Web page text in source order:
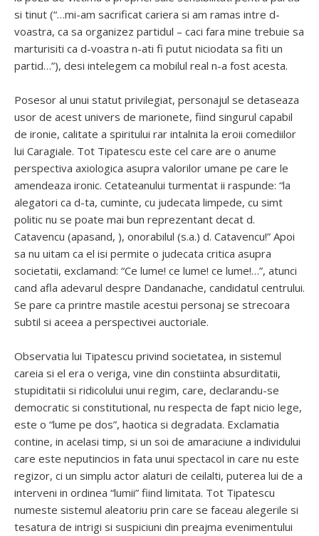
si tinut (“…mi-am sacrificat cariera si am ramas intre d-
voastra, ca sa organizez partidul – caci fara mine trebuie sa
marturisiti ca d-voastra n-ati fi putut niciodata sa fiti un
partid…”), desi intelegem ca mobilul real n-a fost acesta.
Posesor al unui statut privilegiat, personajul se detaseaza
usor de acest univers de marionete, fiind singurul capabil
de ironie, calitate a spiritului rar intalnita la eroii comediilor
lui Caragiale. Tot Tipatescu este cel care are o anume
perspectiva axiologica asupra valorilor umane pe care le
amendeaza ironic. Cetateanului turmentat ii raspunde: “la
alegatori ca d-ta, cuminte, cu judecata limpede, cu simt
politic nu se poate mai bun reprezentant decat d.
Catavencu (apasand, ), onorabilul (s.a.) d. Catavencu!” Apoi
sa nu uitam ca el isi permite o judecata critica asupra
societatii, exclamand: “Ce lume! ce lume! ce lume!…”, atunci
cand afla adevarul despre Dandanache, candidatul centrului.
Se pare ca printre mastile acestui personaj se strecoara
subtil si aceea a perspectivei auctoriale.
Observatia lui Tipatescu privind societatea, in sistemul
careia si el era o veriga, vine din constiinta absurditatii,
stupiditatii si ridicolului unui regim, care, declarandu-se
democratic si constitutional, nu respecta de fapt nicio lege,
este o “lume pe dos”, haotica si degradata. Exclamatia
contine, in acelasi timp, si un soi de amaraciune a individului
care este neputincios in fata unui spectacol in care nu este
regizor, ci un simplu actor alaturi de ceilalti, puterea lui de a
interveni in ordinea “lumii” fiind limitata. Tot Tipatescu
numeste sistemul aleatoriu prin care se faceau alegerile si
tesatura de intrigi si suspiciuni din preajma evenimentului